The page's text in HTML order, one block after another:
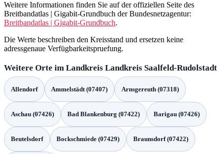
Weitere Informationen finden Sie auf der offiziellen Seite des
Breitbandatlas | Gigabit-Grundbuch der Bundesnetzagentur:
Breitbandatlas | Gigabit-Grundbuch.
Die Werte beschreiben den Kreisstand und ersetzen keine
adressgenaue Verfügbarkeitspruefung.
Weitere Orte im Landkreis Landkreis Saalfeld-Rudolstadt
Allendorf Ammelstädt (07407) Arnsgereuth (07318)
Aschau (07426) Bad Blankenburg (07422) Barigau (07426)
Beutelsdorf Bockschmiede (07429) Braunsdorf (07422)